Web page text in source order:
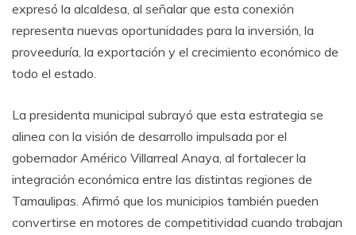
expresó la alcaldesa, al señalar que esta conexión
representa nuevas oportunidades para la inversión, la
proveeduría, la exportación y el crecimiento económico de
todo el estado.
La presidenta municipal subrayó que esta estrategia se
alinea con la visión de desarrollo impulsada por el
gobernador Américo Villarreal Anaya, al fortalecer la
integración económica entre las distintas regiones de
Tamaulipas. Afirmó que los municipios también pueden
convertirse en motores de competitividad cuando trabajan